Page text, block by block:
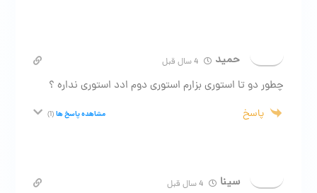
حمید
چطور دو تا استوری بزارم استوری دوم ادد استوری نداره ؟
پاسخ مشاهده پاسخ ها(1)
سینا